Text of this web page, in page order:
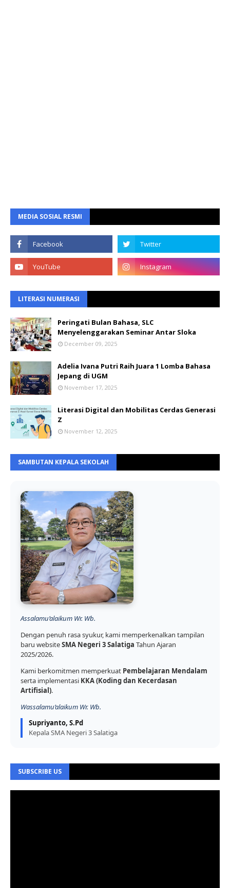
MEDIA SOSIAL RESMI
LITERASI NUMERASI
Peringati Bulan Bahasa, SLC
Menyelenggarakan Seminar Antar Sloka
December 09, 2025
Adelia Ivana Putri Raih Juara 1 Lomba Bahasa
Jepang di UGM
November 17, 2025
Literasi Digital dan Mobilitas Cerdas Generasi
Z
November 12, 2025
SAMBUTAN KEPALA SEKOLAH
Assalamu’alaikum Wr. Wb.
Dengan penuh rasa syukur, kami memperkenalkan tampilan
baru websiteSMA Negeri 3 Salatiga Tahun Ajaran
2025/2026.
Kami berkomitmen memperkuat Pembelajaran Mendalam
serta implementasi KKA (Koding dan Kecerdasan
Artifisial).
Wassalamu’alaikum Wr. Wb.
Supriyanto, S.Pd
Kepala SMA Negeri 3 Salatiga
SUBSCRIBE US